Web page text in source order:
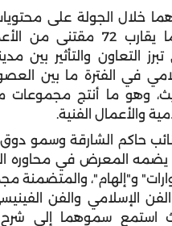
خلال الجولة على
الذي يضم ما يقارب 72
تبرز التعاون والتأثير بين
في الفترة ما بين
وهو ما أنتج مجموعات
والأعمال الفنية.
حاكم الشارقة وسمو
يضمه المعرض في محاوره
و"إلهام"، والمتضمنة
الإسلامي والفن
استمع سموهما إلى شرح